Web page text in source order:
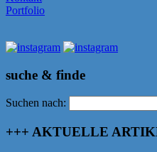
Portfolio
suche & finde
Suchen nach:
+++ AKTUELLE